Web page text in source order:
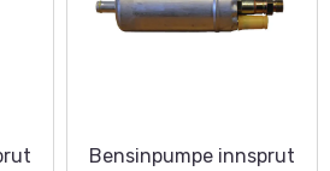
Bensinpumpe innsprut